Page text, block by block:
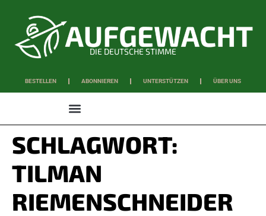
DIE DEUTSCHE STIMME
BESTELLEN ABONNIEREN UNTERSTÜTZEN ÜBER UNS
SCHLAGWORT:
TILMAN
RIEMENSCHNEIDER